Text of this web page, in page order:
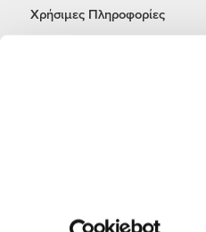
Χρήσιμες Πληροφορίες